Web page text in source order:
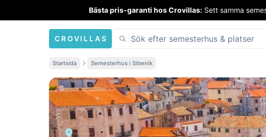
Bästa pris-garanti hos Crovillas: Sett samma
CROVILLAS
Startsida Semesterhus i Sibenik